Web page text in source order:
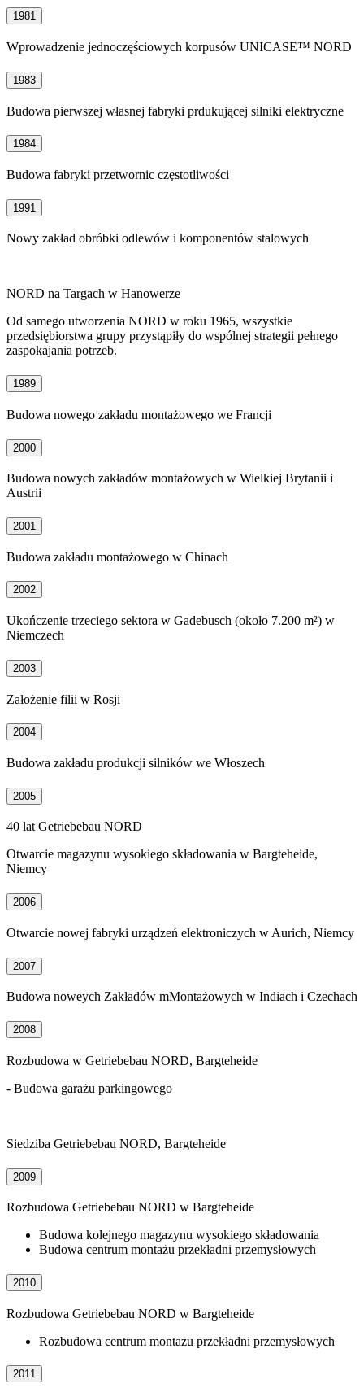
1981
Wprowadzenie jednoczęściowych korpusów UNICASE™ NORD
1983
Budowa pierwszej własnej fabryki prdukującej silniki elektryczne
1984
Budowa fabryki przetwornic częstotliwości
1991
Nowy zakład obróbki odlewów i komponentów stalowych
NORD na Targach w Hanowerze
Od samego utworzenia NORD w roku 1965, wszystkie
przedsiębiorstwa grupy przystąpiły do wspólnej strategii pełnego
zaspokajania potrzeb.
1989
Budowa nowego zakładu montażowego we Francji
2000
Budowa nowych zakładów montażowych w Wielkiej Brytanii i
Austrii
2001
Budowa zakładu montażowego w Chinach
2002
Ukończenie trzeciego sektora w Gadebusch (około 7.200 m²) w
Niemczech
2003
Założenie filii w Rosji
2004
Budowa zakładu produkcji silników we Włoszech
2005
40 lat Getriebebau NORD
Otwarcie magazynu wysokiego składowania w Bargteheide,
Niemcy
2006
Otwarcie nowej fabryki urządzeń elektroniczych w Aurich, Niemcy
2007
Budowa noweych Zakładów mMontażowych w Indiach i Czechach
2008
Rozbudowa w Getriebebau NORD, Bargteheide
- Budowa garażu parkingowego
Siedziba Getriebebau NORD, Bargteheide
2009
Rozbudowa Getriebebau NORD w Bargteheide
Budowa kolejnego magazynu wysokiego składowania
Budowa centrum montażu przekładni przemysłowych
2010
Rozbudowa Getriebebau NORD w Bargteheide
Rozbudowa centrum montażu przekładni przemysłowych
2011